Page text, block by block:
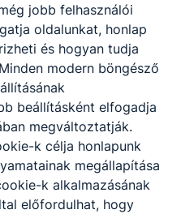
jobb felhasználói
oldalunkat, honlap
és hogyan tudja
Minden modern böngésző
beállításként elfogadja
megváltoztatják.
k célja honlapunk
megállapítása
k alkalmazásának
előfordulhat, hogy